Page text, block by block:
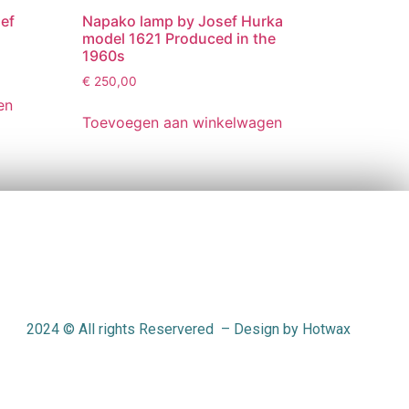
Napako lamp by Josef Hurka
model 1621 Produced in the
1960s
€ 250,00
Toevoegen aan winkelwagen
2024© All rights Reservered – Design by Hotwax